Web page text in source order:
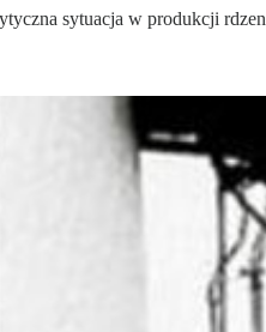
sytuacja w produkcji